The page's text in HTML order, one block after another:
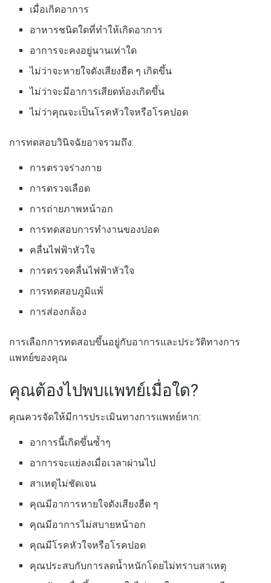
เมื่อเกิดอาการ
อาหารชนิดใดที่ทำให้เกิดอาการ
อาการจะคงอยู่นานเท่าใด
ไม่ว่าจะหายใจดังเสียงฮืด ๆ เกิดขึ้น
ไม่ว่าจะมีอาการเสียดท้องเกิดขึ้น
ไม่ว่าคุณจะเป็นโรคหัวใจหรือโรคปอด
การทดสอบวินิจฉัยอาจรวมถึง:
การตรวจร่างกาย
การตรวจเลือด
การถ่ายภาพหน้าอก
การทดสอบการทำงานของปอด
คลื่นไฟฟ้าหัวใจ
การตรวจคลื่นไฟฟ้าหัวใจ
การทดสอบภูมิแพ้
การส่องกล้อง
การเลือกการทดสอบขึ้นอยู่กับอาการและประวัติทางการ
แพทย์ของคุณ
คุณต้องไปพบแพทย์เมื่อใด?
คุณควรจัดให้มีการประเมินทางการแพทย์หาก:
อาการนี้เกิดขึ้นซ้ำๆ
อาการจะแย่ลงเมื่อเวลาผ่านไป
สาเหตุไม่ชัดเจน
คุณมีอาการหายใจดังเสียงฮืด ๆ
คุณมีอาการไม่สบายหน้าอก
คุณมีโรคหัวใจหรือโรคปอด
คุณประสบกับการลดน้ำหนักโดยไม่ทราบสาเหตุ